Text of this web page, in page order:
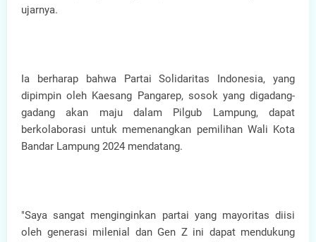
ujarnya.
Ia berharap bahwa Partai Solidaritas Indonesia, yang
dipimpin oleh Kaesang Pangarep, sosok yang digadang-
gadang akan maju dalam Pilgub Lampung, dapat
berkolaborasi untuk memenangkan pemilihan Wali Kota
Bandar Lampung 2024 mendatang.
"Saya sangat menginginkan partai yang mayoritas diisi
oleh generasi milenial dan Gen Z ini dapat mendukung